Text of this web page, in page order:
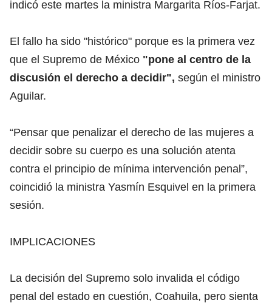
indicó este martes la ministra Margarita Ríos-Farjat.
El fallo ha sido "histórico" porque es la primera vez
que el Supremo de México "pone al centro de la
discusión el derecho a decidir", según el ministro
Aguilar.
“Pensar que penalizar el derecho de las mujeres a
decidir sobre su cuerpo es una solución atenta
contra el principio de mínima intervención penal”,
coincidió la ministra Yasmín Esquivel en la primera
sesión.
IMPLICACIONES
La decisión del Supremo solo invalida el código
penal del estado en cuestión, Coahuila, pero sienta